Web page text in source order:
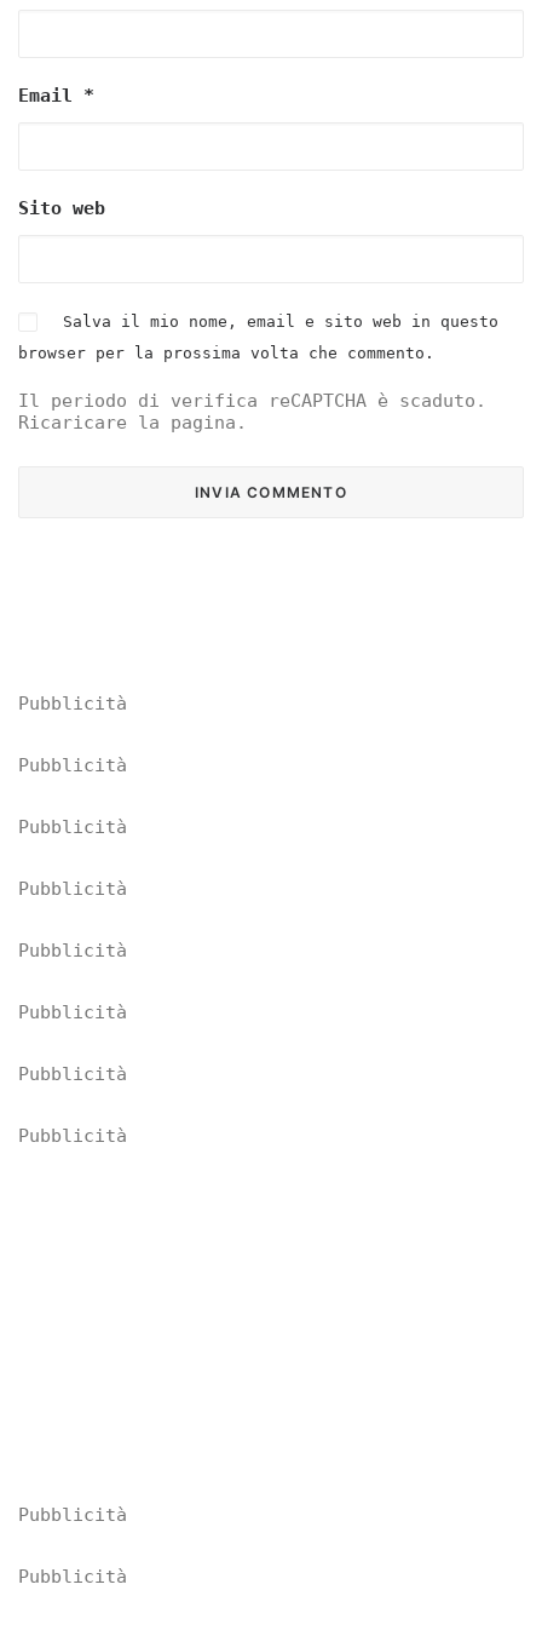
Email *
Sito web
Salva il mio nome, email e sito web in questo
browser per la prossima volta che commento.
Il periodo di verifica reCAPTCHA è scaduto.
Ricaricare la pagina.
Pubblicità
Pubblicità
Pubblicità
Pubblicità
Pubblicità
Pubblicità
Pubblicità
Pubblicità
Pubblicità
Pubblicità